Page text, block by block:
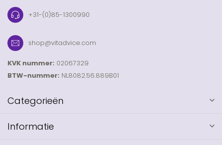
+31-(0)85-1300990
shop@vitadvice.com
KVK nummer: 02067329
BTW-nummer: NL8082.56.889B01
Categorieën
Informatie